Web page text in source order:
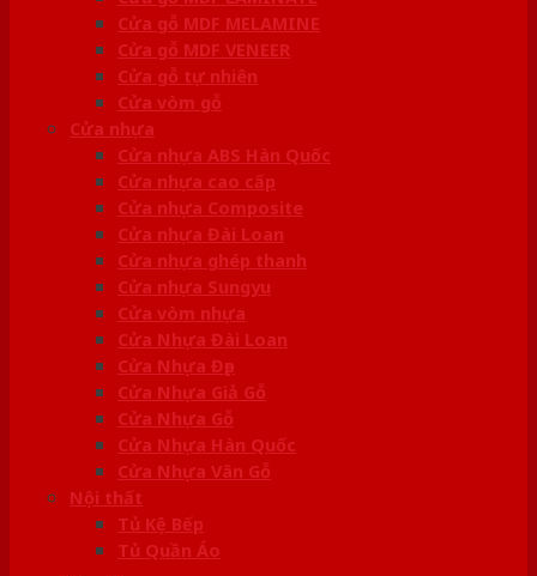
Cửa gỗ MDF MELAMINE
Cửa gỗ MDF VENEER
Cửa gỗ tự nhiên
Cửa vòm gỗ
Cửa nhựa
Cửa nhựa ABS Hàn Quốc
Cửa nhựa cao cấp
Cửa nhựa Composite
Cửa nhựa Đài Loan
Cửa nhựa ghép thanh
Cửa nhựa Sungyu
Cửa vòm nhựa
Cửa Nhựa Đài Loan
Cửa Nhựa Đẹp
Cửa Nhựa Giả Gỗ
Cửa Nhựa Gỗ
Cửa Nhựa Hàn Quốc
Cửa Nhựa Vân Gỗ
Nội thất
Tủ Kệ Bếp
Tủ Quần Áo